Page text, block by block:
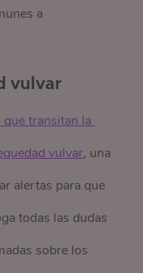
a
vulvar
transitan la
vulvar, una
alertas para que
todas las dudas
sobre los